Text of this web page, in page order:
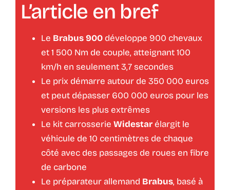
L’article en bref
Le Brabus 900 développe 900 chevaux
et 1 500 Nm de couple, atteignant 100
km/h en seulement 3,7 secondes
Le prix démarre autour de 350 000 euros
et peut dépasser 600 000 euros pour les
versions les plus extrêmes
Le kit carrosserie Widestar élargit le
véhicule de 10 centimètres de chaque
côté avec des passages de roues en fibre
de carbone
Le préparateur allemand Brabus, basé à